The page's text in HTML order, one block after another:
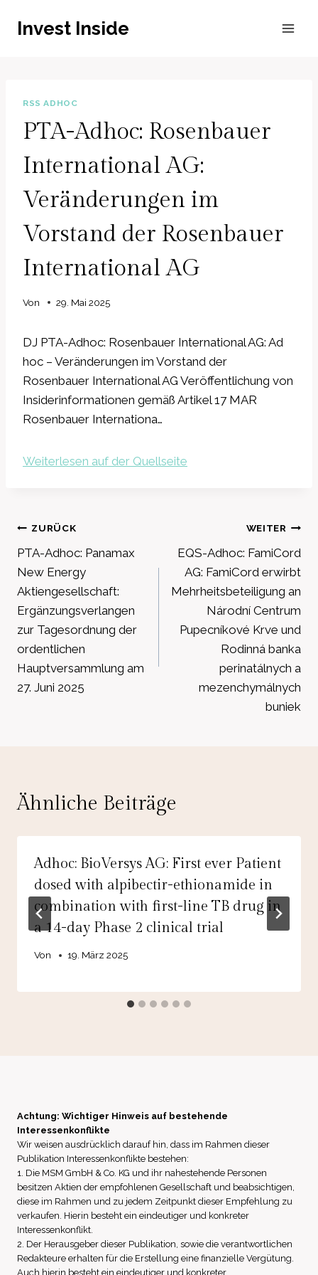
InhaltInvest Inside
RSS ADHOC
PTA-Adhoc: Rosenbauer
International AG:
Veränderungen im
Vorstand der Rosenbauer
International AG
Von 29. Mai 2025
DJ PTA-Adhoc: Rosenbauer International AG: Ad
hoc – Veränderungen im Vorstand der
Rosenbauer International AG Veröffentlichung von
Insiderinformationen gemäß Artikel 17 MAR
Rosenbauer Internationa…
Weiterlesen auf der Quellseite
Beitragsnavigation
ZURÜCK
PTA-Adhoc: Panamax
New Energy
Aktiengesellschaft:
Ergänzungsverlangen
zur Tagesordnung der
ordentlichen
Hauptversammlung am
27. Juni 2025
WEITER
EQS-Adhoc: FamiCord
AG: FamiCord erwirbt
Mehrheitsbeteiligung an
Národní Centrum
Pupecníkové Krve und
Rodinná banka
perinatálnych a
mezenchymálnych
buniek
Ähnliche Beiträge
Adhoc: BioVersys AG: First ever Patient
dosed with alpibectir-ethionamide in
combination with first-line TB drug in
a 14-day Phase 2 clinical trial
Von 19. März 2025
Achtung: Wichtiger Hinweis auf bestehende
Interessenkonflikte
Wir weisen ausdrücklich darauf hin, dass im Rahmen dieser
Publikation Interessenkonflikte bestehen:
1. Die MSM GmbH & Co. KG und ihr nahestehende Personen
besitzen Aktien der empfohlenen Gesellschaft und beabsichtigen,
diese im Rahmen und zu jedem Zeitpunkt dieser Empfehlung zu
verkaufen. Hierin besteht ein eindeutiger und konkreter
Interessenkonflikt.
2. Der Herausgeber dieser Publikation, sowie die verantwortlichen
Redakteure erhalten für die Erstellung eine finanzielle Vergütung.
Auch hierin besteht ein eindeutiger und konkreter